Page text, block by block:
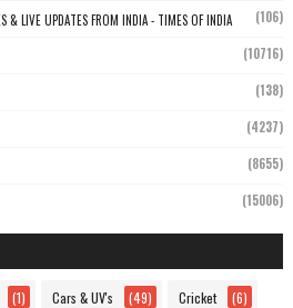
& LIVE UPDATES FROM INDIA - TIMES OF INDIA (106)
(10716)
(138)
(4237)
(8655)
(15006)
(1) Cars & UV's (49) Cricket (6)